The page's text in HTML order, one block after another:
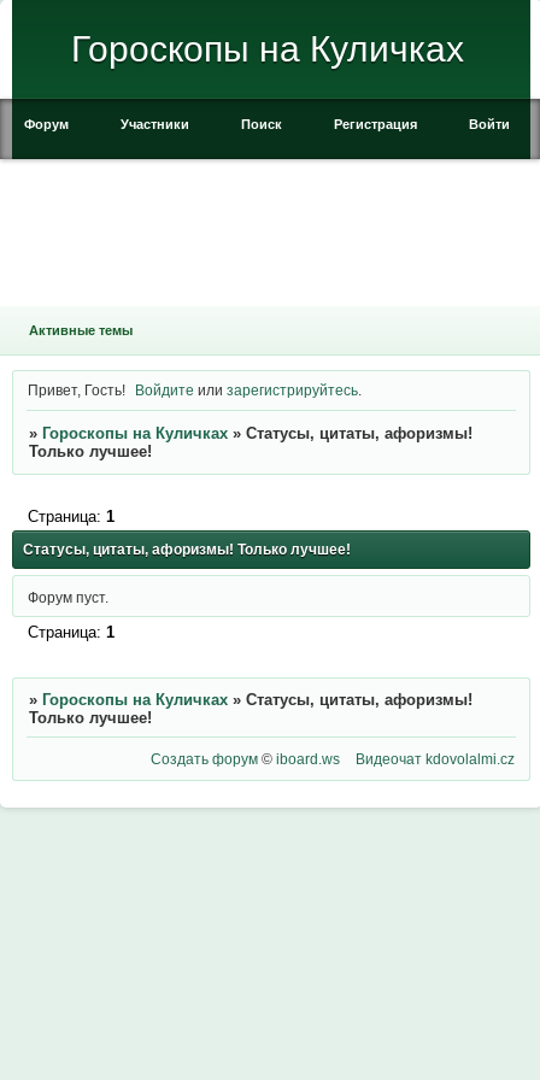
Гороскопы на Куличках
Форум Участники Поиск Регистрация Войти
Активные темы
Привет, Гость! Войдите илизарегистрируйтесь
» Гороскопы на Куличках » Статусы, цитаты, афоризмы!
Только лучшее!
Статусы, цитаты, афоризмы! Только лучшее!
Страница: 1
Форум пуст.
Страница: 1
» Гороскопы на Куличках » Статусы, цитаты, афоризмы!
Только лучшее!
Создать форум ©iboard.ws Видеочат kdovolalmi.cz